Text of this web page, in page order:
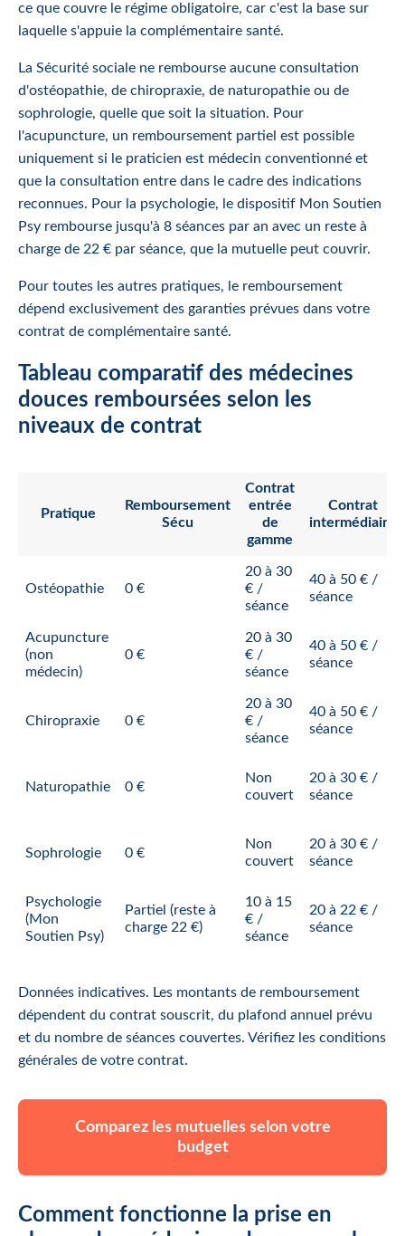
ce que couvre le régime obligatoire, car c'est la base sur
laquelle s'appuie la complémentaire santé.
La Sécurité sociale ne rembourse aucune consultation
d'ostéopathie, de chiropraxie, de naturopathie ou de
sophrologie, quelle que soit la situation. Pour
l'acupuncture, un remboursement partiel est possible
uniquement si le praticien est médecin conventionné et
que la consultation entre dans le cadre des indications
reconnues. Pour la psychologie, le dispositif Mon Soutien
Psy rembourse jusqu'à 8 séances par an avec un reste à
charge de 22 € par séance, que la mutuelle peut couvrir.
Pour toutes les autres pratiques, le remboursement
dépend exclusivement des garanties prévues dans votre
contrat de complémentaire santé.
Tableau comparatif des médecines
douces remboursées selon les
niveaux de contrat
Pratique
Remboursement
Sécu
Contrat
entrée
de
gamme
Contrat
intermédiaire
Ostéopathie 0 €
20 à 30
€ /
séance
40 à 50 € /
séance
Acupuncture
(non
médecin)
0 €
20 à 30
€ /
séance
40 à 50 € /
séance
Chiropraxie 0 €
20 à 30
€ /
séance
40 à 50 € /
séance
Naturopathie 0 €
Non
couvert
20 à 30 € /
séance
Sophrologie 0 €
Non
couvert
20 à 30 € /
séance
Psychologie
(Mon
Soutien Psy)
Partiel (reste à
charge 22 €)
10 à 15
€ /
séance
20 à 22 € /
séance
Données indicatives. Les montants de remboursement
dépendent du contrat souscrit, du plafond annuel prévu
et du nombre de séances couvertes. Vérifiez les conditions
générales de votre contrat.
Comparez les mutuelles selon votre
budget
Comment fonctionne la prise en